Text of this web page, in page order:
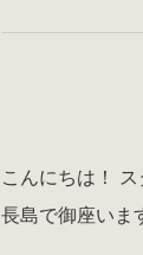
こんにちは！
長島で御座いま